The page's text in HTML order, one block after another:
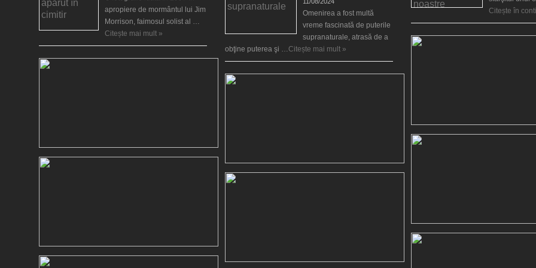
apropiere de mormântul lui Jim
Morrison, faimosul solist al …
Citește mai mult »
Omenirea a fost multă
vreme fascinată de puterile
supranaturale, atrasă de a
obţine puterea şi …Citește mai mult »
Citește în